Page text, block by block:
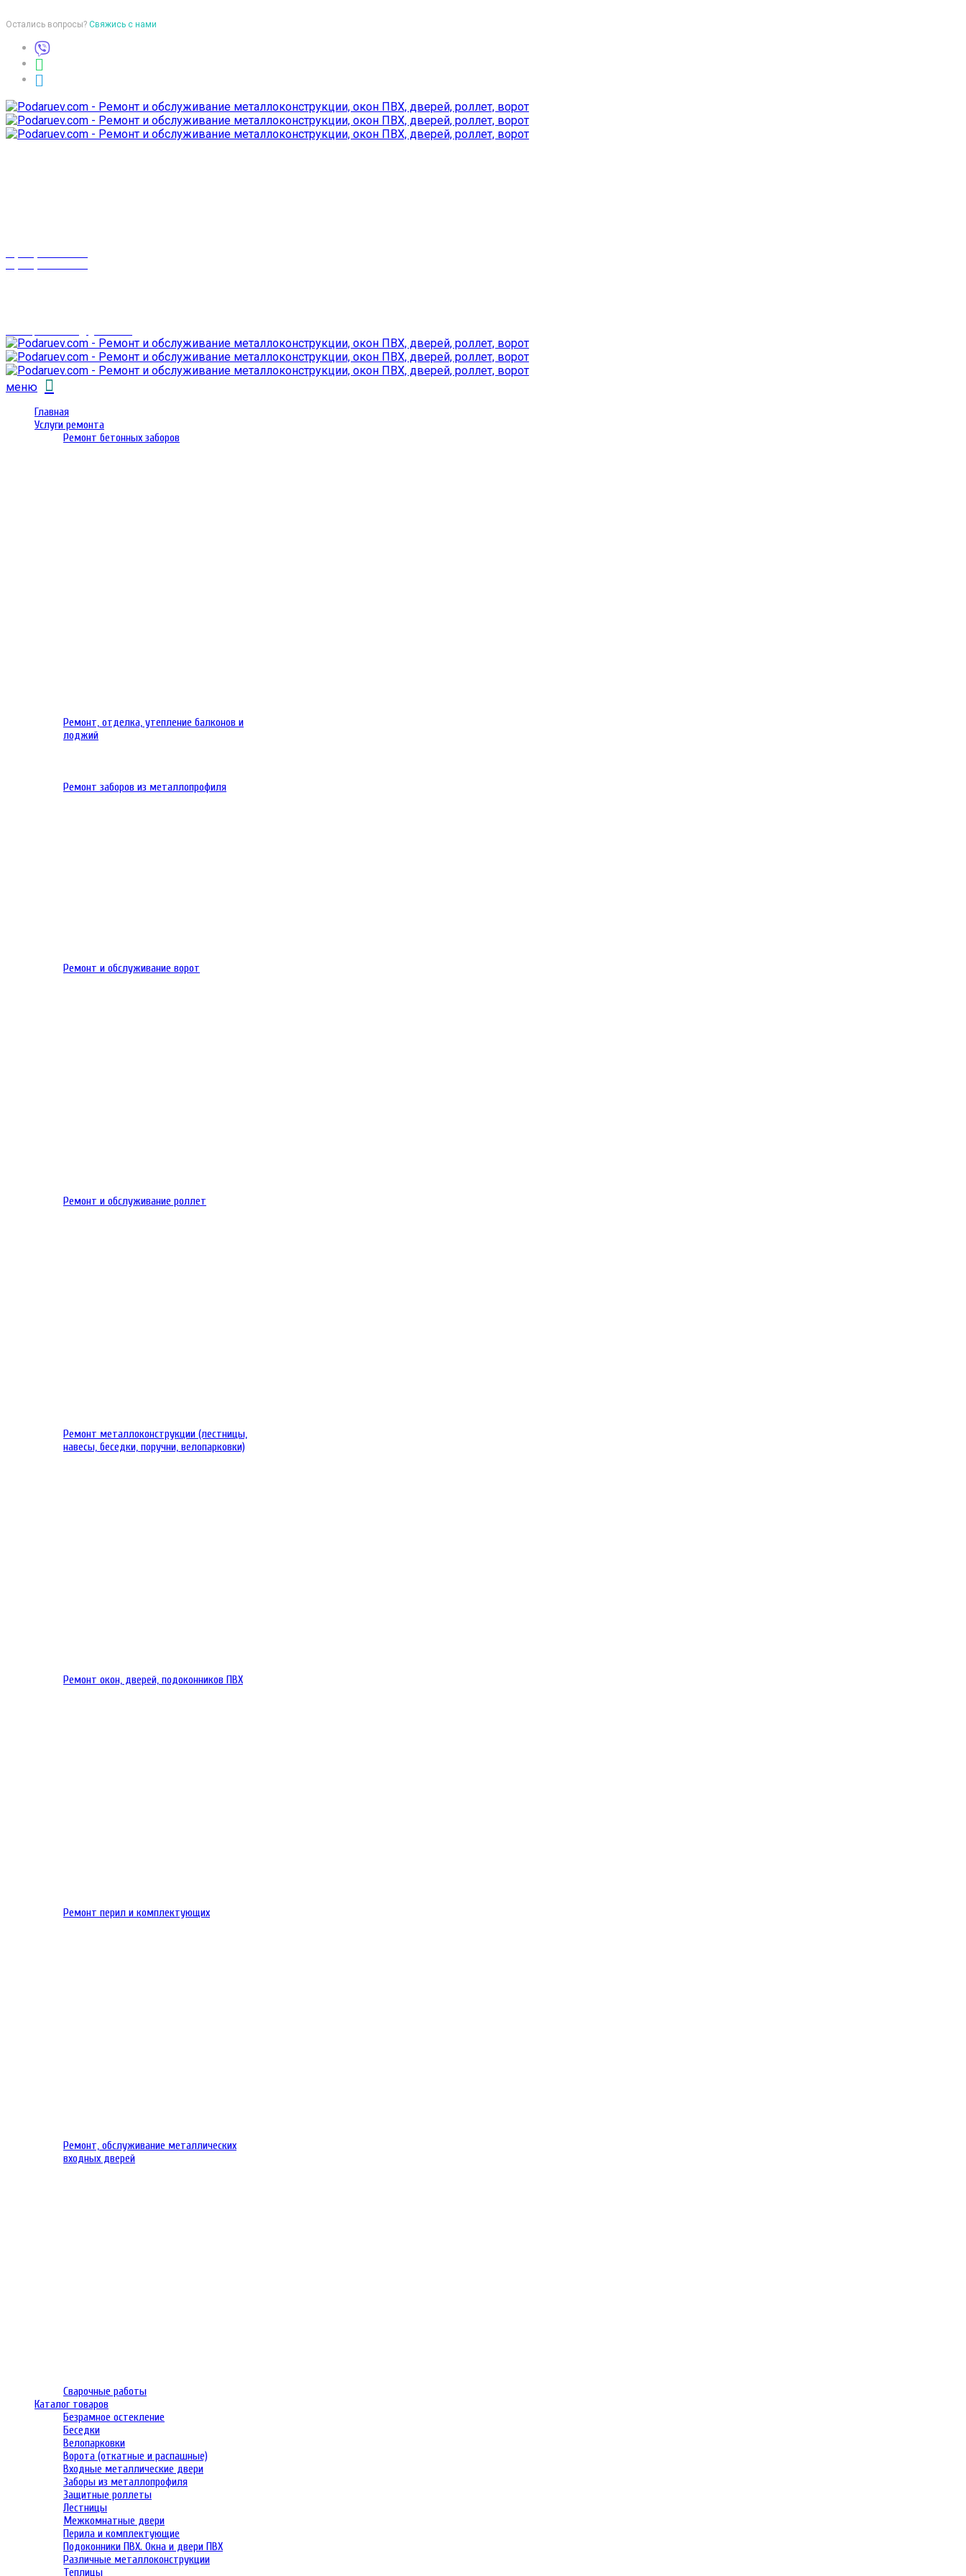
Остались вопросы? Свяжись с нами
меню
Главная
Услуги ремонта
Ремонт бетонных заборов
Ремонт, отделка, утепление балконов и
лоджий
Ремонт заборов из металлопрофиля
Ремонт и обслуживание ворот
Ремонт и обслуживание роллет
Ремонт металлоконструкции (лестницы,
навесы, беседки, поручни, велопарковки)
Ремонт окон, дверей, подоконников ПВХ
Ремонт перил и комплектующих
Ремонт, обслуживание металлических
входных дверей
Сварочные работы
Каталог товаров
Безрамное остекление
Беседки
Велопарковки
Ворота (откатные и распашные)
Входные металлические двери
Заборы из металлопрофиля
Защитные роллеты
Лестницы
Межкомнатные двери
Перила и комплектующие
Подоконники ПВХ. Окна и двери ПВХ
Различные металлоконструкции
Теплицы